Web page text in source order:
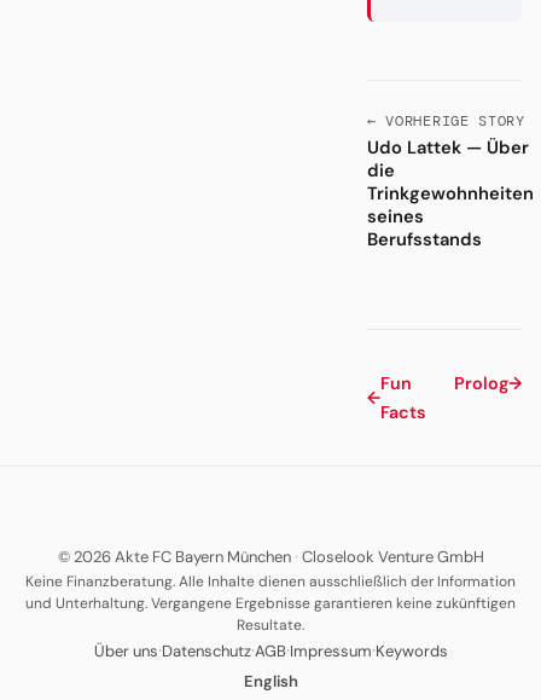
← VORHERIGE STORY
Udo Lattek — Über
die
Trinkgewohnheiten
seines
Berufsstands
←
Fun
Facts
Prolog→
© 2026 Akte FC Bayern München· Closelook Venture GmbH
Keine Finanzberatung. Alle Inhalte dienen ausschließlich der Information
und Unterhaltung. Vergangene Ergebnisse garantieren keine zukünftigen
Resultate.
Über uns·Datenschutz·AGB·Impressum·Keywords
English